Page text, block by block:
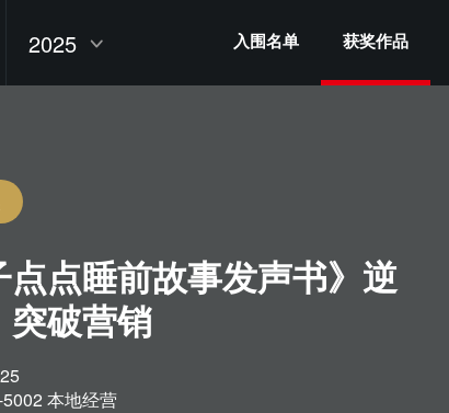
2025 入围名单 获奖作品
点点睡前故事发声书》逆
突破营销
本地经营